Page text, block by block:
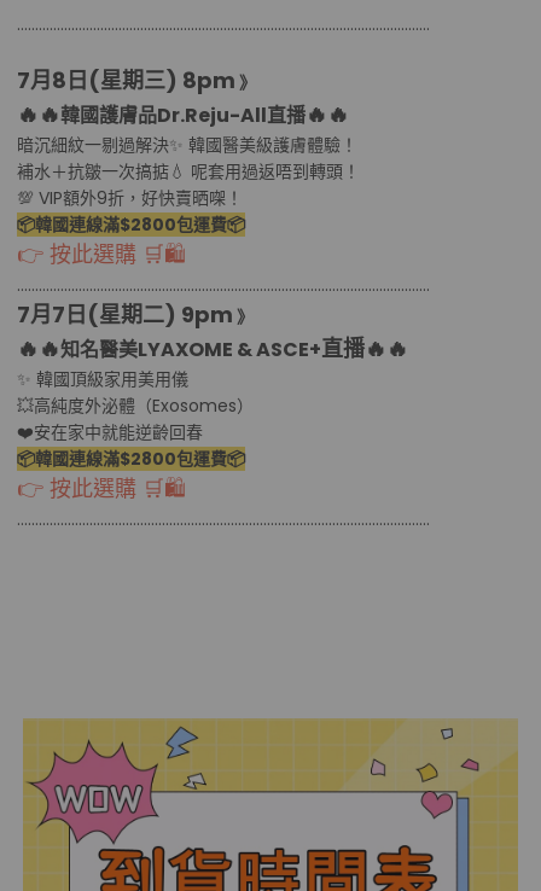
………………………………................................………………………………..........
7月8日(星期三) 8pm 》
🔥🔥韓國護膚品Dr.Reju-All直播🔥🔥
暗沉細紋一剔過解決✨ 韓國醫美級護膚體驗！
補水＋抗皺一次搞掂💧 呢套用過返唔到轉頭！
💯 VIP額外9折，好快賣晒㗎！
📦韓國連線滿$2800包運費📦
👉 按此選購 🛒🛍
………………………………................................………………………………..........
7月7日(星期二) 9pm 》
🔥🔥知名醫美LYAXOME & ASCE+直播🔥🔥
✨ 韓國頂級家用美用儀
💥高純度外泌體（Exosomes）
❤️安在家中就能逆齡回春
📦韓國連線滿$2800包運費📦
👉 按此選購 🛒🛍
………………………………................................………………………………..........